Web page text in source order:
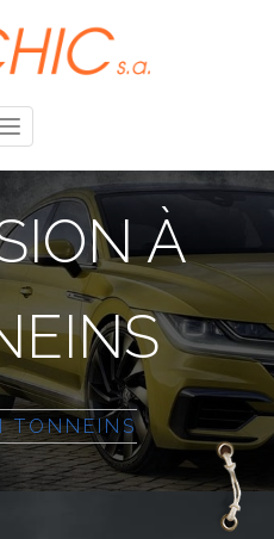
Toggle
navigation
À
TONNEINS